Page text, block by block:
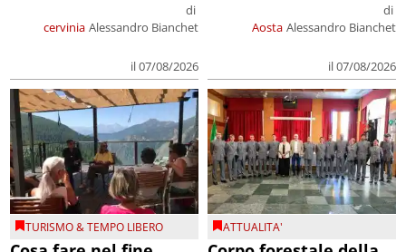
cervinia
di
Alessandro Bianchet
il 07/08/2026
Aosta
di
Alessandro Bianchet
il 07/08/2026
TURISMO & TEMPO LIBERO ATTUALITA'